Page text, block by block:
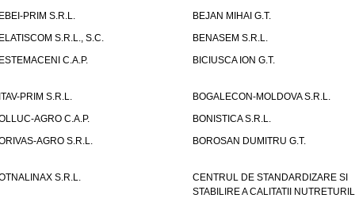
PRIM S.R.L.
BEJAN MIHAI G.T.
S.R.L., S.C.
BENASEM S.R.L.
C.A.P.
BICIUSCA ION G.T.
PRIM S.R.L.
BOGALECON-MOLDOVA S.R.L.
AGRO C.A.P.
BONISTICA S.R.L.
AGRO S.R.L.
BOROSAN DUMITRU G.T.
S.R.L.
CENTRUL DE STANDARDIZARE SI
STABILIRE A CALITATII